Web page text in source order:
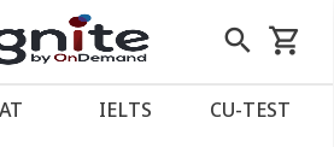
close
search
Skip
to
shopping_cart
รถเข็น
IELTS CU‑TEST